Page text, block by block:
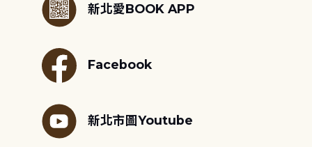
新北愛BOOK APP
Facebook
新北市圖Youtube